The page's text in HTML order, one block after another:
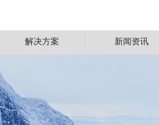
解决方案 新闻资讯